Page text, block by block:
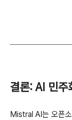
결론: AI 민
Mistral AI는 오픈